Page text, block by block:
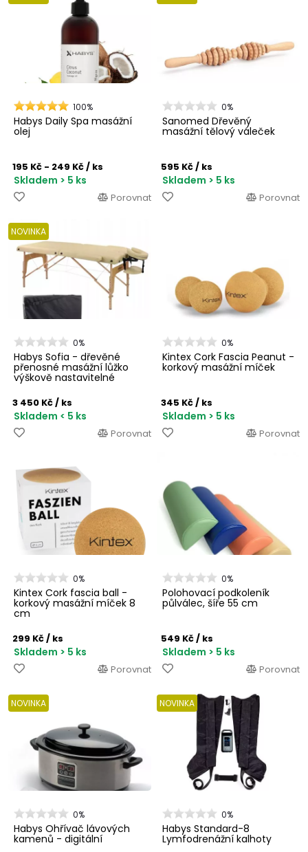
100%
Habys Daily Spa masážní
olej
195 Kč - 249 Kč/ ks
Skladem > 5 ks
Porovnat
0%
Sanomed Dřevěný
masážní tělový váleček
595 Kč/ ks
Skladem > 5 ks
Porovnat
NOVINKA
0%
Habys Sofia - dřevěné
přenosné masážní lůžko
výškově nastavitelné
3 450 Kč/ ks
Skladem < 5 ks
Porovnat
0%
Kintex Cork Fascia Peanut -
korkový masážní míček
345 Kč/ ks
Skladem > 5 ks
Porovnat
0%
Kintex Cork fascia ball -
korkový masážní míček 8
cm
299 Kč/ ks
Skladem > 5 ks
Porovnat
0%
Polohovací podkoleník
půlválec, šíře 55 cm
549 Kč/ ks
Skladem > 5 ks
Porovnat
NOVINKA
0%
Habys Ohřívač lávových
kamenů - digitální
NOVINKA
0%
Habys Standard-8
Lymfodrenážní kalhoty